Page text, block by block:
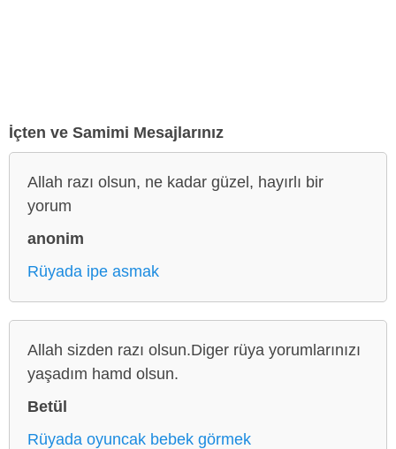
İçten ve Samimi Mesajlarınız
Allah razı olsun, ne kadar güzel, hayırlı bir
yorum
anonim
Rüyada ipe asmak
Allah sizden razı olsun.Diger rüya yorumlarınızı
yaşadım hamd olsun.
Betül
Rüyada oyuncak bebek görmek